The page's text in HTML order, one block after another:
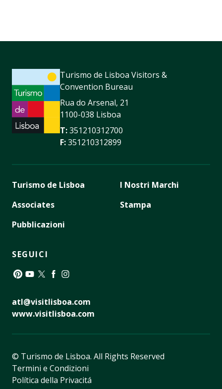
Turismo de Lisboa Visitors &
Convention Bureau
Rua do Arsenal, 21
1100-038 Lisboa
T:351210312700
F:351210312899
Turismo de Lisboa
Associates
Pubblicazioni
I Nostri Marchi
Stampa
SEGUICI
atl@visitlisboa.com
www.visitlisboa.com
© Turismo de Lisboa. All Rights Reserved
Termini e Condizioni
Política della Privacitá